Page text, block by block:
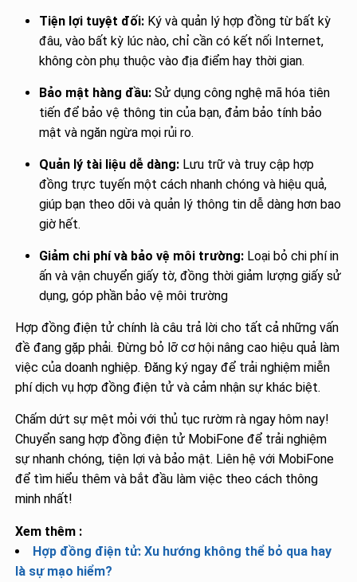
Tiện lợi tuyệt đối: Ký và quản lý hợp đồng từ bất kỳ
đâu, vào bất kỳ lúc nào, chỉ cần có kết nối Internet,
không còn phụ thuộc vào địa điểm hay thời gian.
Bảo mật hàng đầu:Sử dụng công nghệ mã hóa tiên
tiến để bảo vệ thông tin của bạn, đảm bảo tính bảo
mật và ngăn ngừa mọi rủi ro.
Quản lý tài liệu dễ dàng: Lưu trữ và truy cập hợp
đồng trực tuyến một cách nhanh chóng và hiệu quả,
giúp bạn theo dõi và quản lý thông tin dễ dàng hơn bao
giờ hết.
Giảm chi phí và bảo vệ môi trường: Loại bỏ chi phí in
ấn và vận chuyển giấy tờ, đồng thời giảm lượng giấy sử
dụng, góp phần bảo vệ môi trường
Hợp đồng điện tử chính là câu trả lời cho tất cả những vấn
đề đang gặp phải. Đừng bỏ lỡ cơ hội nâng cao hiệu quả làm
việc của doanh nghiệp. Đăng ký ngay để trải nghiệm miễn
phí dịch vụ hợp đồng điện tử và cảm nhận sự khác biệt.
Chấm dứt sự mệt mỏi với thủ tục rườm rà ngay hôm nay!
Chuyển sang hợp đồng điện tử MobiFone để trải nghiệm
sự nhanh chóng, tiện lợi và bảo mật. Liên hệ với MobiFone
để tìm hiểu thêm và bắt đầu làm việc theo cách thông
minh nhất!
Xem thêm :
Hợp đồng điện tử: Xu hướng không thể bỏ qua hay
là sự mạo hiểm?